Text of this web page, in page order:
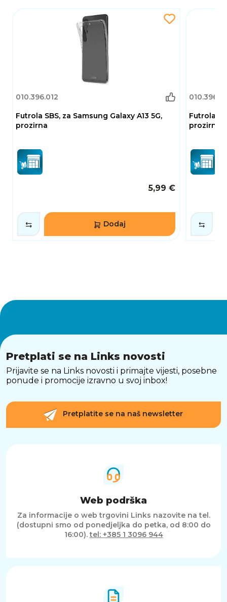
010.396.012
Futrola SBS, za Samsung Galaxy A13 5G,
prozirna
5,99 €
Dodaj
Futrola
prozirna
Pretplati se na Links novosti
Prijavite se na Links novosti i primajte vijesti, posebne
ponude i promocije izravno u svoj inbox!
Pretplatite se na naš newsletter
Web podrška
Za informacije o web trgovini Links nazovite na tel.
(dostupni smo od ponedjeljka do petka, od 8:00 do
16:00).tel: +385 1 3096 944